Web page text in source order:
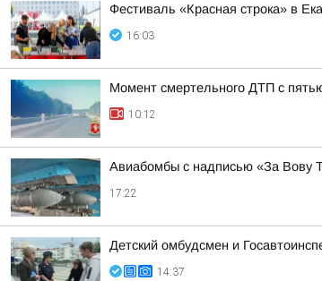
Фестиваль «Красная строка» в
16:03
Момент смертельного ДТП с
10:12
Авиабомбы с надписью «За Вову
17:22
Детский омбудсмен и
14:37